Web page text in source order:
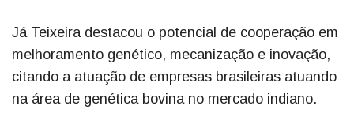
Já Teixeira destacou o potencial de cooperação em
melhoramento genético, mecanização e inovação,
citando a atuação de empresas brasileiras atuando
na área de genética bovina no mercado indiano.